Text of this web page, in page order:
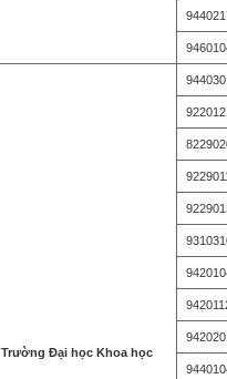
Trường Đại học Khoa học